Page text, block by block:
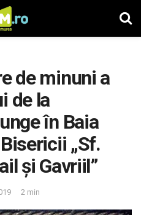
de minuni a
de la
în Baia
„Sf.
şi Gavriil”
2 min